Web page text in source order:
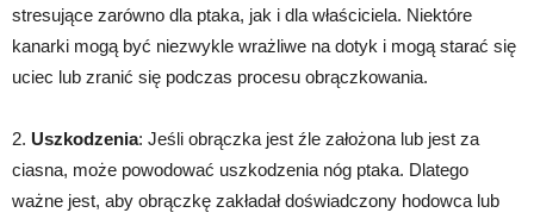
stresujące zarówno dla ptaka, jak i dla właściciela. Niektóre
kanarki mogą być niezwykle wrażliwe na dotyk i mogą starać się
uciec lub zranić się podczas procesu obrączkowania.
2. Uszkodzenia: Jeśli obrączka jest źle założona lub jest za
ciasna, może powodować uszkodzenia nóg ptaka. Dlatego
ważne jest, aby obrączkę zakładał doświadczony hodowca lub